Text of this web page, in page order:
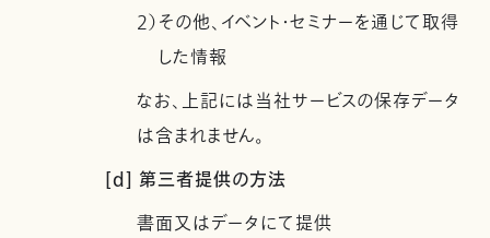
2）その他、イベント・セミナーを通じて取得
した情報
なお、上記には当社サービスの保存データ
は含まれません。
[d] 第三者提供の方法
書面又はデータにて提供